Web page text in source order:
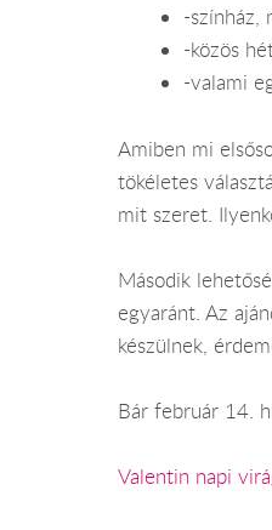
-színház,
-közös
-valami
Amiben mi
tökéletes
mit szeret.
Második
egyaránt. Az
készülnek,
Bár február 14.
Valentin napi